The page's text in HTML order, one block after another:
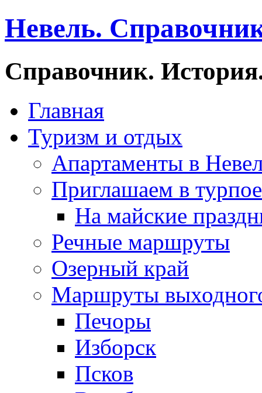
Невель.
Справочник.
Главная
Туризм и отдых
Апартаменты в
Приглашаем в
На майские
Речные маршруты
Озерный край
Маршруты
Печоры
Изборск
Псков